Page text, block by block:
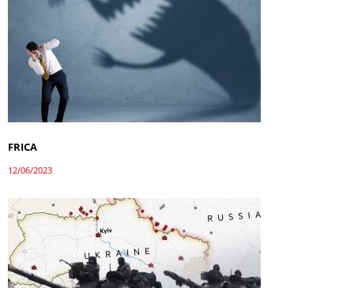
FRICA
12/06/2023